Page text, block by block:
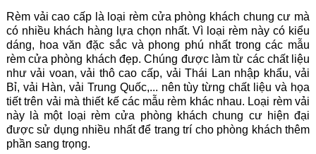
Rèm vải cao cấp là loại rèm cửa phòng khách chung cư mà
có nhiều khách hàng lựa chọn nhất. Vì loại rèm này có kiểu
dáng, hoa văn đặc sắc và phong phú nhất trong các mẫu
rèm cửa phòng khách đẹp. Chúng được làm từ các chất liệu
như vải voan, vải thô cao cấp, vải Thái Lan nhập khẩu, vải
Bỉ, vải Hàn, vải Trung Quốc,... nên tùy từng chất liệu và họa
tiết trên vải mà thiết kế các mẫu rèm khác nhau. Loại rèm vải
này là một loại rèm cửa phòng khách chung cư hiện đại
được sử dụng nhiều nhất để trang trí cho phòng khách thêm
phần sang trọng.